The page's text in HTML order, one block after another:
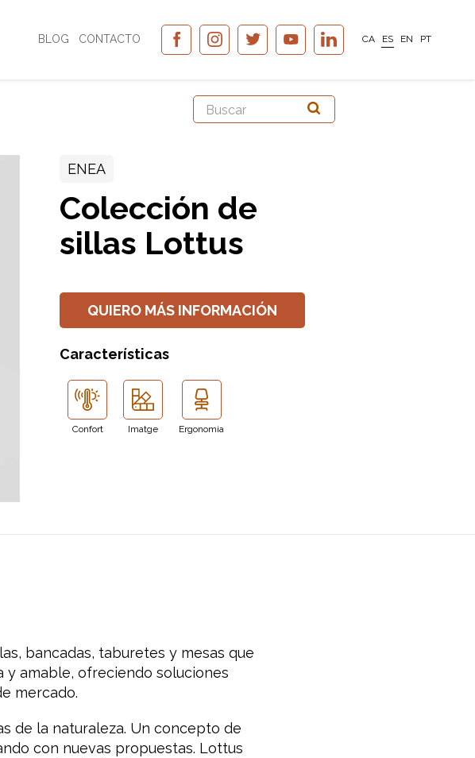
BLOG CONTACTO CA ES EN PT
ENEA
Colección de
sillas Lottus
QUIERO MÁS INFORMACIÓN
Características
Confort Imatge Ergonomia
bancadas, taburetes y mesas que
amable, ofreciendo soluciones
mercado.
de la naturaleza. Un concepto de
con nuevas propuestas. Lottus